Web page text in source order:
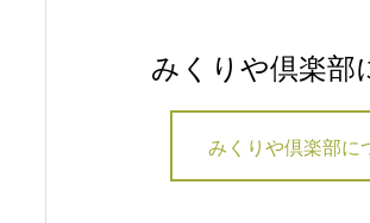
みくりや倶楽部
みくりや倶楽部に